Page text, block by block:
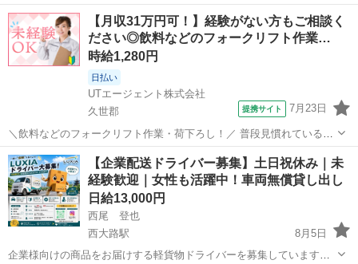
所・・・一般家庭 配送件数・・・複数便70～80件 勤務時間・・・
7:45〜17:00 平均年齢・・・20～59くらいまでの方活躍中 ◆すぐに面
接...
京都 京都市 桃山南口駅 ドライバー 宅配弁当
【月収31万円可！】経験がない方もご相談く
ださい◎飲料などのフォークリフト作業…
時給1,280円
日払い
UTエージェント株式会社
久世郡
提携サイト 7月23日
＼飲料などのフォークリフト作業・荷下ろし！／ 普段見慣れているあ
の会社の商品を取り扱います♪ ☆フォークリフト資格をお持ちの方必
見！ 経験がない・浅い方もご相談ください◎ ＜具体的には…＞ フォ
ークリフト業務が約9割のお...
京都 久世郡 ドライバー
【企業配送ドライバー募集】土日祝休み｜未
経験歓迎｜女性も活躍中！車両無償貸し出し
日給13,000円
西尾 登也
西大路駅
8月5日
企業様向けの商品をお届けする軽貨物ドライバーを募集しています！